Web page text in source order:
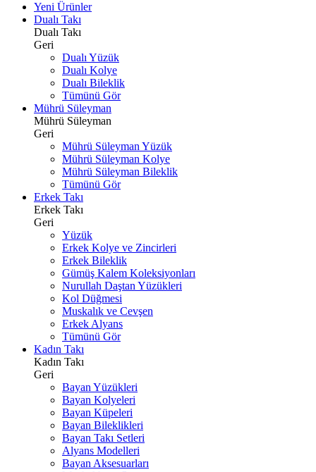
Yeni Ürünler
Dualı Takı
Dualı Takı
Geri
Dualı Yüzük
Dualı Kolye
Dualı Bileklik
Tümünü Gör
Mührü Süleyman
Mührü Süleyman
Geri
Mührü Süleyman Yüzük
Mührü Süleyman Kolye
Mührü Süleyman Bileklik
Tümünü Gör
Erkek Takı
Erkek Takı
Geri
Yüzük
Erkek Kolye ve Zincirleri
Erkek Bileklik
Gümüş Kalem Koleksiyonları
Nurullah Daştan Yüzükleri
Kol Düğmesi
Muskalık ve Cevşen
Erkek Alyans
Tümünü Gör
Kadın Takı
Kadın Takı
Geri
Bayan Yüzükleri
Bayan Kolyeleri
Bayan Küpeleri
Bayan Bileklikleri
Bayan Takı Setleri
Alyans Modelleri
Bayan Aksesuarları